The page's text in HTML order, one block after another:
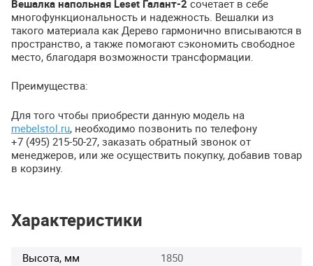
Вешалка напольная Leset Галант-2 сочетает в себе
многофункциональность и надежность. Вешалки из
такого материала как Дерево гармонично вписываются в
пространство, а также помогают сэкономить свободное
место, благодаря возможности трансформации.
Преимущества:
Для того чтобы приобрести данную модель на
mebelstol.ru, необходимо позвонить по телефону
+7 (495) 215-50-27, заказать обратный звонок от
менеджеров, или же осуществить покупку, добавив товар
в корзину.
Характеристики
Высота, мм
1850